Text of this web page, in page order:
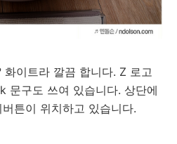
이트라 깔끔 합니다. Z 로고
문구도 쓰여 있습니다. 상단에
튼이 위치하고 있습니다.